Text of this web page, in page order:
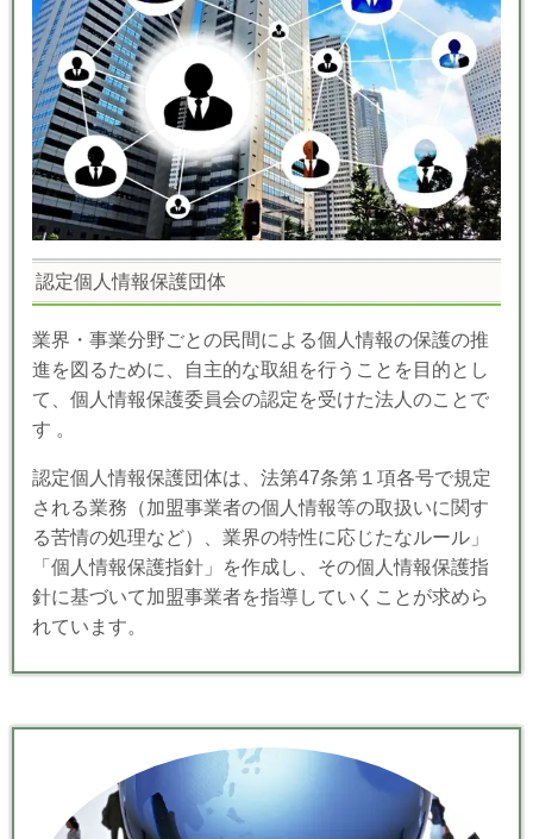
認定個人情報保護団体
業界・事業分野ごとの民間による個人情報の保護の推
進を図るために、自主的な取組を行うことを目的とし
て、個人情報保護委員会の認定を受けた法人のことで
す 。
認定個人情報保護団体は、法第47条第１項各号で規定
される業務（加盟事業者の個人情報等の取扱いに関す
る苦情の処理など）、業界の特性に応じたなルール」
「個人情報保護指針」を作成し、その個人情報保護指
針に基づいて加盟事業者を指導していくことが求めら
れています。